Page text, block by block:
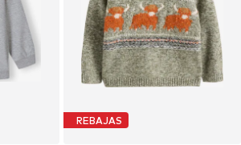
REBAJAS